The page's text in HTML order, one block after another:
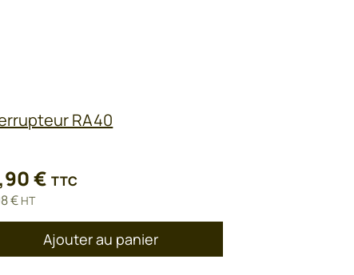
RA40
€ TTC
€ HT
Ajouter au panier